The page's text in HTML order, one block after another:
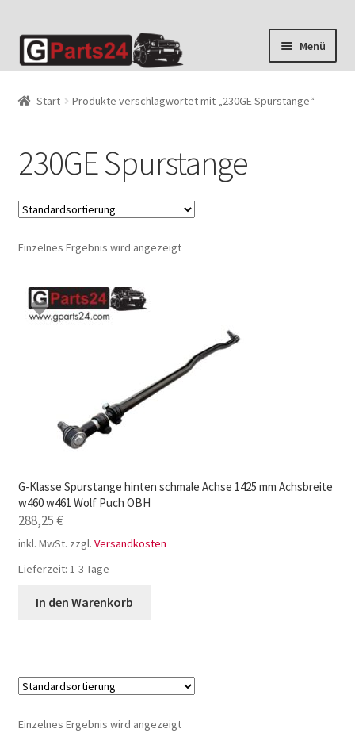
Zur
Navigation
Zum
Inhalt
Menü
Start Produkte verschlagwortet mit „230GE Spurstange“
230GE Spurstange
Einzelnes Ergebnis wird angezeigt
G-Klasse Spurstange hinten schmale Achse 1425 mm Achsbreite
w460 w461 Wolf Puch ÖBH
288,25€
inkl. MwSt. zzgl. Versandkosten
Lieferzeit: 1-3 Tage
In den Warenkorb
Einzelnes Ergebnis wird angezeigt